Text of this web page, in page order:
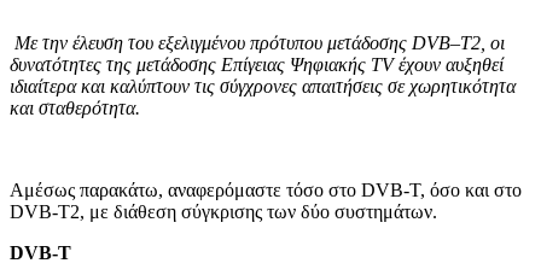
Με την έλευση του εξελιγμένου πρότυπου μετάδοσης DVB–T2, οι
δυνατότητες της μετάδοσης Επίγειας Ψηφιακής TVέχουν αυξηθεί
ιδιαίτερα και καλύπτουν τις σύγχρονες απαιτήσεις σε χωρητικότητα
και σταθερότητα.
Αμέσως παρακάτω, αναφερόμαστε τόσο στο DVB-T, όσο και στο
DVB-T2, με διάθεση σύγκρισης των δύο συστημάτων.
DVB-T